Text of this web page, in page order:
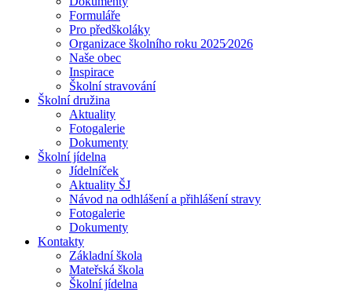
Formuláře
Pro předškoláky
Organizace školního roku 2025⁄2026
Naše obec
Inspirace
Školní stravování
Školní družina
Aktuality
Fotogalerie
Dokumenty
Školní jídelna
Jídelníček
Aktuality ŠJ
Návod na odhlášení a přihlášení stravy
Fotogalerie
Dokumenty
Kontakty
Základní škola
Mateřská škola
Školní jídelna